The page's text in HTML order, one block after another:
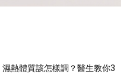
濕熱體質該怎樣調？醫生教你3